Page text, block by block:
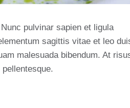
pulvinar sapien et ligula
sagittis vitae et leo
malesuada bibendum. At